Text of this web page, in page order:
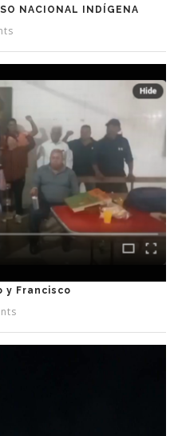
NACIONAL INDÍGENA
y Francisco